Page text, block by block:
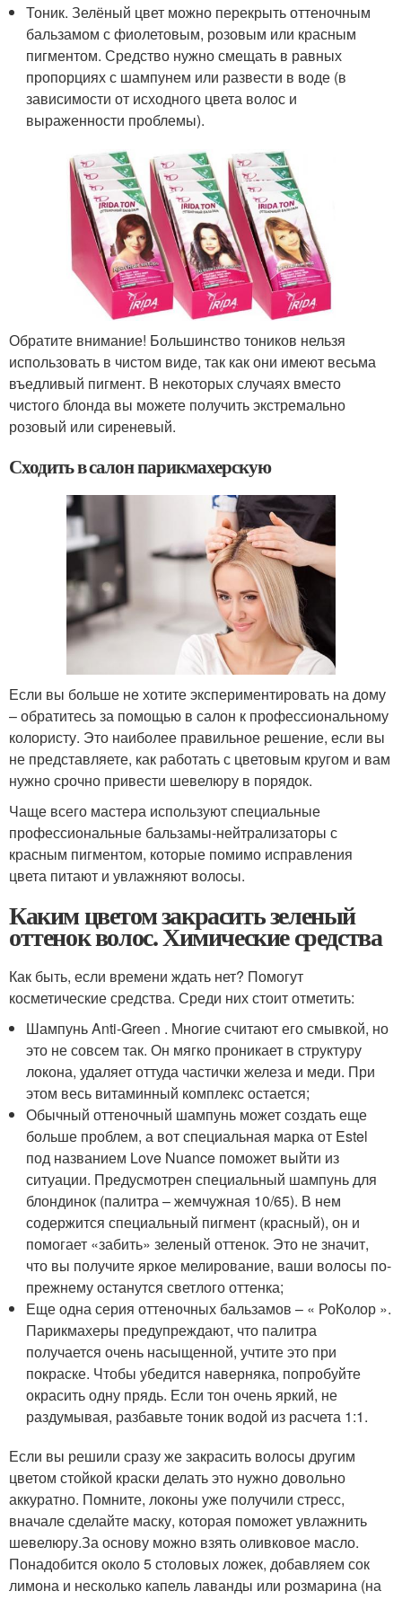
Тоник. Зелёный цвет можно перекрыть оттеночным
бальзамом с фиолетовым, розовым или красным
пигментом. Средство нужно смещать в равных
пропорциях с шампунем или развести в воде (в
зависимости от исходного цвета волос и
выраженности проблемы).
Обратите внимание! Большинство тоников нельзя
использовать в чистом виде, так как они имеют весьма
въедливый пигмент. В некоторых случаях вместо
чистого блонда вы можете получить экстремально
розовый или сиреневый.
Сходить в салон парикмахерскую
Если вы больше не хотите экспериментировать на дому
– обратитесь за помощью в салон к профессиональному
колористу. Это наиболее правильное решение, если вы
не представляете, как работать с цветовым кругом и вам
нужно срочно привести шевелюру в порядок.
Чаще всего мастера используют специальные
профессиональные бальзамы-нейтрализаторы с
красным пигментом, которые помимо исправления
цвета питают и увлажняют волосы.
Каким цветом закрасить зеленый
оттенок волос. Химические средства
Как быть, если времени ждать нет? Помогут
косметические средства. Среди них стоит отметить:
Шампунь Anti-Green . Многие считают его смывкой, но
это не совсем так. Он мягко проникает в структуру
локона, удаляет оттуда частички железа и меди. При
этом весь витаминный комплекс остается;
Обычный оттеночный шампунь может создать еще
больше проблем, а вот специальная марка от Estel
под названием Love Nuance поможет выйти из
ситуации. Предусмотрен специальный шампунь для
блондинок (палитра – жемчужная 10/65). В нем
содержится специальный пигмент (красный), он и
помогает «забить» зеленый оттенок. Это не значит,
что вы получите яркое мелирование, ваши волосы по-
прежнему останутся светлого оттенка;
Еще одна серия оттеночных бальзамов – « РоКолор ».
Парикмахеры предупреждают, что палитра
получается очень насыщенной, учтите это при
покраске. Чтобы убедится наверняка, попробуйте
окрасить одну прядь. Если тон очень яркий, не
раздумывая, разбавьте тоник водой из расчета 1:1.
Если вы решили сразу же закрасить волосы другим
цветом стойкой краски делать это нужно довольно
аккуратно. Помните, локоны уже получили стресс,
вначале сделайте маску, которая поможет увлажнить
шевелюру.За основу можно взять оливковое масло.
Понадобится около 5 столовых ложек, добавляем сок
лимона и несколько капель лаванды или розмарина (на